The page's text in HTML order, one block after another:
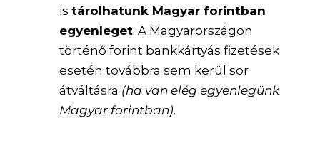
istárolhatunk Magyar forintban
egyenleget. A Magyarországon
történő forint bankkártyás fizetések
esetén továbbra sem kerül sor
átváltásra (ha van elég egyenlegünk
Magyar forintban).